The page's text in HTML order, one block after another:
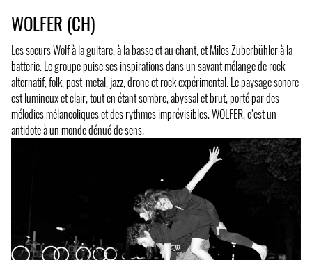
WOLFER (CH)
Les soeurs Wolf à la guitare, à la basse et au chant, et Miles Zuberbühler à la
batterie. Le groupe puise ses inspirations dans un savant mélange de rock
alternatif, folk, post-metal, jazz, drone et rock expérimental. Le paysage sonore
est lumineux et clair, tout en étant sombre, abyssal et brut, porté par des
mélodies mélancoliques et des rythmes imprévisibles. WOLFER, c’est un
antidote à un monde dénué de sens.